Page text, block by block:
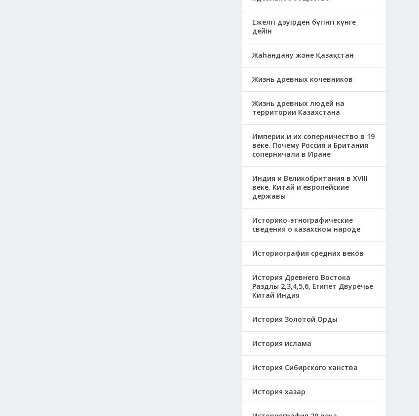
Ежелгі дәуірден бүгінгі күнге
дейін
Жаһандану және Қазақстан
Жизнь древных кочевников
Жизнь древных людей на
территории Казахстана
Империи и их соперничество в 19
веке. Почему Россия и Британия
соперничали в Иране
Индия и Великобритания в XVIII
веке. Китай и европейские
державы
Историко-этнографические
сведения о казахском народе
Историография средних веков
История Древнего Востока
Раздлы 2,3,4,5,6, Египет Двуречье
Китай Индия
История Золотой Орды
История ислама
История Сибирского ханства
История хазар